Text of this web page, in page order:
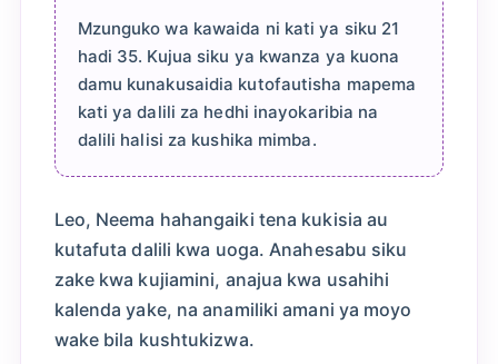
Mzunguko wa kawaida ni kati ya siku 21
hadi 35. Kujua siku ya kwanza ya kuona
damu kunakusaidia kutofautisha mapema
kati ya dalili za hedhi inayokaribia na
dalili halisi za kushika mimba.
Leo, Neema hahangaiki tena kukisia au
kutafuta dalili kwa uoga. Anahesabu siku
zake kwa kujiamini, anajua kwa usahihi
kalenda yake, na anamiliki amani ya moyo
wake bila kushtukizwa.